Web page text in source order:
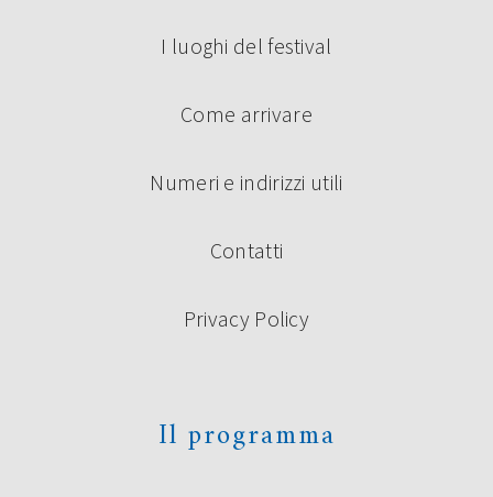
Continua a leggere
PREMIO UNDER 35 “TERRE DI
Marco Bini, Roberto Galaverni, Guido Mattia Gallerani,
Donata Ghermandi, Emilio Rentocchini, Marco Santagata
I luoghi del festival
Come arrivare
Numeri e indirizzi utili
Contatti
Privacy Policy
Il programma